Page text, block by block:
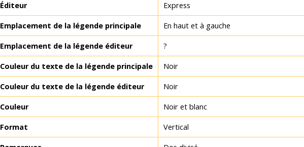
Éditeur Express
Emplacement de la légende principale En haut et à gauche
Emplacement de la légende éditeur ?
Couleur du texte de la légende principale Noir
Couleur du texte de la légende éditeur Noir
Couleur Noir et blanc
Format Vertical